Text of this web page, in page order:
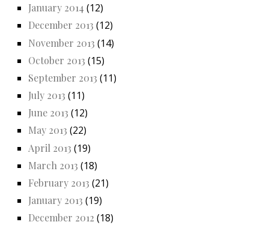
January 2014 (12)
December 2013 (12)
November 2013 (14)
October 2013 (15)
September 2013 (11)
July 2013 (11)
June 2013 (12)
May 2013 (22)
April 2013 (19)
March 2013 (18)
February 2013 (21)
January 2013 (19)
December 2012 (18)